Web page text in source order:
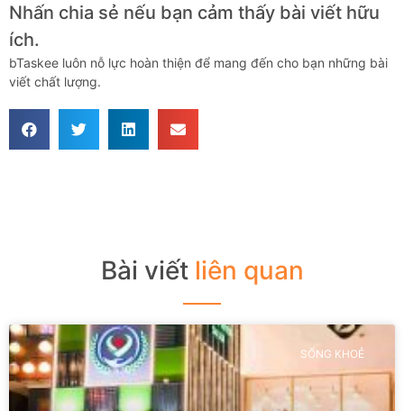
Nhấn chia sẻ nếu bạn cảm thấy bài viết hữu
ích.
bTaskee luôn nỗ lực hoàn thiện để mang đến cho bạn những bài
viết chất lượng.
Bài viết liên quan
SỐNG KHOẺ